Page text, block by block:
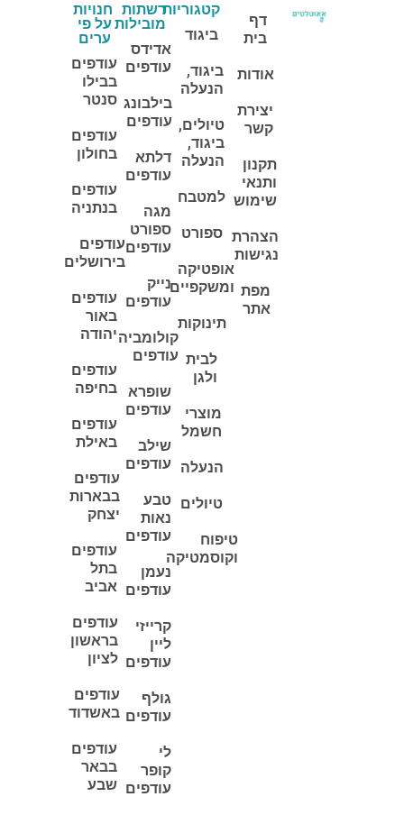
דף
בית
אודות
יצירת
קשר
תקנון
ותנאי
שימוש
הצהרת
נגישות
מפת
אתר
קטגוריות
ביגוד
ביגוד,
הנעלה
טיולים,
ביגוד,
הנעלה
למטבח
ספורט
אופטיקה
ומשקפיים
תינוקות
לבית
ולגן
מוצרי
חשמל
הנעלה
טיולים
טיפוח
וקוסמטיקה
רשתות
מובילות
אדידס
עודפים
בילבונג
עודפים
דלתא
עודפים
מגה
ספורט
עודפים
נייק
עודפים
קולומביה
עודפים
שופרא
עודפים
שילב
עודפים
טבע
נאות
עודפים
נעמן
עודפים
קרייזי
ליין
עודפים
גולף
עודפים
לי
קופר
עודפים
חנויות
על פי
ערים
עודפים
בבילו
סנטר
עודפים
בחולון
עודפים
בנתניה
עודפים
בירושלים
עודפים
באור
יהודה
עודפים
בחיפה
עודפים
באילת
עודפים
בבארות
יצחק
עודפים
בתל
אביב
עודפים
בראשון
לציון
עודפים
באשדוד
עודפים
בבאר
שבע